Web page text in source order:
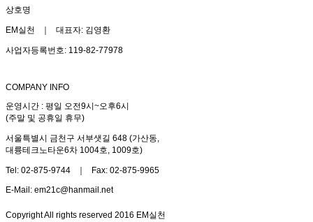
상호명
EM실천 ｜ 대표자: 김영환
사업자등록번호: 119-82-77978
COMPANY INFO
운영시간 : 평일 오전9시~오후6시
(주말 및 공휴일 휴무)
서울특별시 금천구 서부샛길 648 (가산동,
대륭테크노타운6차 1004호, 1009호)
Tel: 02-875-9744 ｜ Fax: 02-875-9965
E-Mail: em21c@hanmail.net
Copyright All rights reserved 2016 EM실천